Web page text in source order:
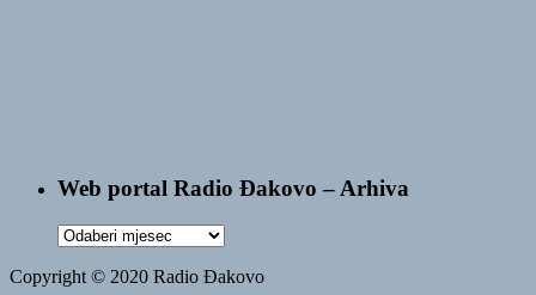
Web portal Radio Đakovo – Arhiva
Web
Radio
Copyright © 2020 Radio Đakovo